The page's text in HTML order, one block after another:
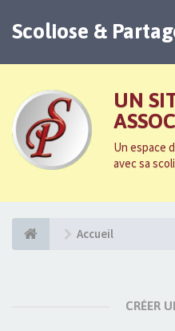
Scoliose &
UN
Un espace
avec sa
Accueil
CRÉER